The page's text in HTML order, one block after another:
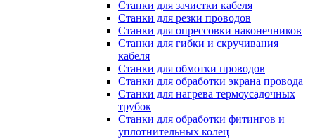
Станки для зачистки кабеля
Станки для резки проводов
Станки для опрессовки наконечников
Станки для гибки и скручивания
кабеля
Станки для обмотки проводов
Станки для обработки экрана провода
Станки для нагрева термоусадочных
трубок
Станки для обработки фитингов и
уплотнительных колец